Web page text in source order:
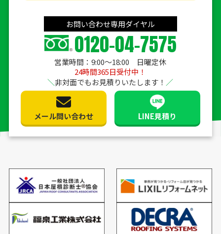
お問い合わせ専用ダイヤル
0120-04-7575
営業時間：9:00〜18:00 日曜定休
24時間365日受付中！
非対面でもお見積りいたします！
メール問い合わせ LINE見積り